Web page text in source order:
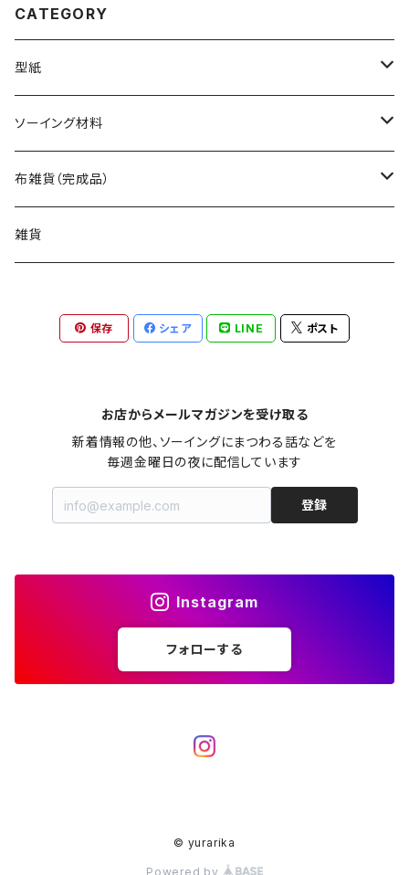
CATEGORY
型紙
バッグ（型紙）
トートバッグ（型紙）
ショルダーバッグ（型紙）
バッグinバッグ（型紙）
いろんな形のバッグ（型紙）
小さいバッグ（型紙）
ポーチ・ケース（型紙）
ファスナーポーチ（型紙）
ボタンのポーチ（型紙）
A4サイズのケース（型紙）
A5サイズのケース（型紙）
巾着袋・布袋（型紙）
水筒・ペットボトルのケース（型紙）
インテリア（型紙）
その他の布小物（型紙）
ブックカバー（型紙）
ビニールコーティング（型紙）
ナイロン（型紙）
ソーイング材料
生地
キット
布雑貨（完成品）
バッグ
巾着袋・布袋
雑貨
保存 シェア LINE ポスト
お店からメールマガジンを受け取る
新着情報の他、ソーイングにまつわる話などを
登録
Instagram
フォローする
© yurarika
Powered by